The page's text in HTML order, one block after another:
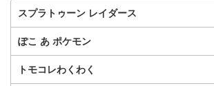
スプラトゥーン レイダース
ぽこ あ ポケモン
トモコレわくわく